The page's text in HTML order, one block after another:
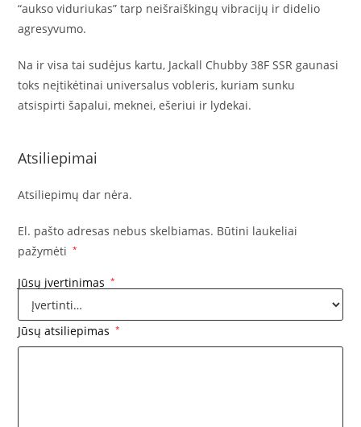
“aukso viduriukas” tarp neišraiškingų vibracijų ir didelio
agresyvumo.
Na ir visa tai sudėjus kartu, Jackall Chubby 38F SSR gaunasi
toks neįtikėtinai universalus vobleris, kuriam sunku
atsispirti šapalui, meknei, ešeriui ir lydekai.
Atsiliepimai
Atsiliepimų dar nėra.
El. pašto adresas nebus skelbiamas. Būtini laukeliai
pažymėti
*
Jūsų įvertinimas *
Jūsų atsiliepimas *